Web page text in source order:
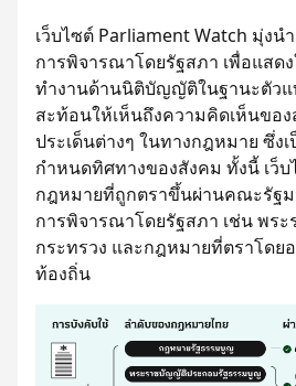
เว็บไซต์ Parliament Watch มุ่ง
การพิจารณาโดยรัฐสภา เพื่อแสด
ทำงานด้านนิติบัญญัติในฐานะตัว
สะท้อนให้เห็นถึงความคิดเห็นขอ
ประเด็นต่างๆ ในทางกฎหมาย ซึ่ง
กำหนดทิศทางของสังคม ทั้งนี้ เว็
กฎหมายที่ถูกตราขึ้นผ่านคณะรัฐ
การพิจารณาโดยรัฐสภา เช่น พร
กระทรวง และกฎหมายที่ตราโดย
ท้องถิ่น